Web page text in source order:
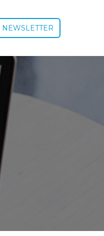
NEWSLETTER